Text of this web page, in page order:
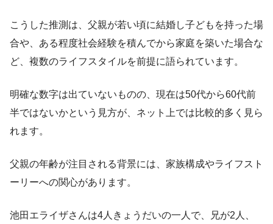
こうした推測は、父親が若い頃に結婚し子どもを持った場
合や、ある程度社会経験を積んでから家庭を築いた場合な
ど、複数のライフスタイルを前提に語られています。
明確な数字は出ていないものの、現在は50代から60代前
半ではないかという見方が、ネット上では比較的多く見ら
れます。
父親の年齢が注目される背景には、家族構成やライフスト
ーリーへの関心があります。
池田エライザさんは4人きょうだいの一人で、兄が2人、